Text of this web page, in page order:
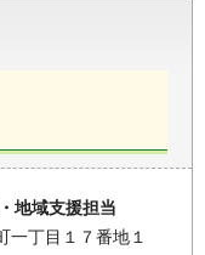
地域支援担当
丁目１７番地１